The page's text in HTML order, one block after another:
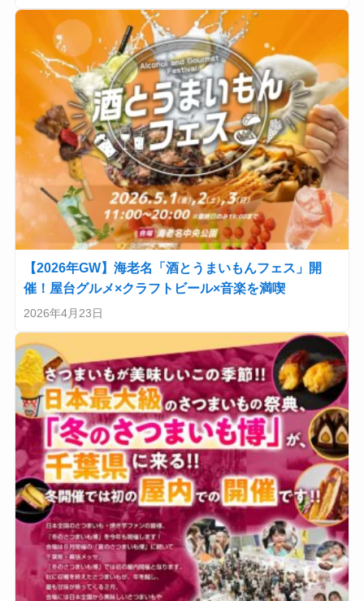
【2026年GW】海老名「酒とうまいもんフェス」開
催！屋台グルメ×クラフトビール×音楽を満喫
2026年4月23日